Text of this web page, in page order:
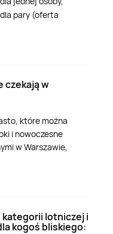
pary (oferta
czekają w
które można
i nowoczesne
w Warszawie,
lotniczej i
kogoś bliskiego: